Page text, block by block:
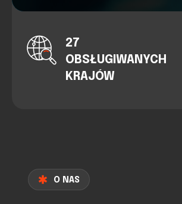
27
OBSŁUGIWANYCH
KRAJÓW
O NAS